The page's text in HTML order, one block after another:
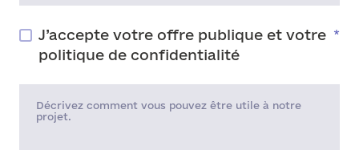
J’accepte votre offre publique et votre
politique de confidentialité
*